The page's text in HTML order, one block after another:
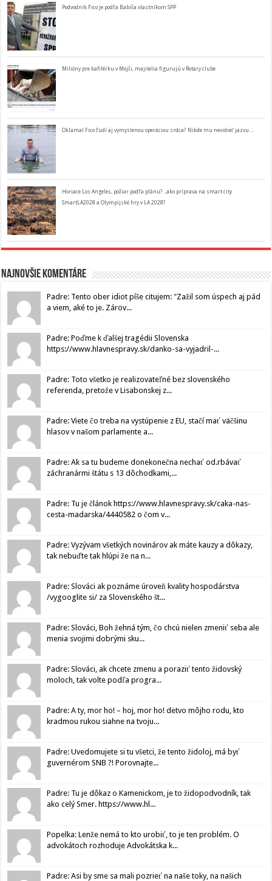
Podvodník Fico je podľa Babiša vlastníkom SPP
Milióny pre kafilérku v Mojši, majitelia figurujú v Rotary clube
Oklamal Fico ľudí aj vymyslenou operáciou srdca? Nikde mu nevidieť jazvu…
Horiace Los Angeles, požiar podľa plánu? ..ako príprava na smart city
SmartLA2028 a Olympijské hry v LA 2028?
Najnovšie komentáre
Padre: Tento ober idiot píše citujem: "Zažil som úspech aj pád
a viem, aké to je. Zárov...
Padre: Poďme k ďalšej tragédii Slovenska
https://www.hlavnespravy.sk/danko-sa-vyjadril-...
Padre: Toto všetko je realizovateľné bez slovenského
referenda, pretože v Lisabonskej z...
Padre: Viete čo treba na vystúpenie z EU, stačí mať väčšinu
hlasov v našom parlamente a...
Padre: Ak sa tu budeme donekonečna nechať od.rbávať
záchranármi štátu s 13 dôchodkami,...
Padre: Tu je článok https://www.hlavnespravy.sk/caka-nas-
cesta-madarska/4440582 o čom v...
Padre: Vyzývam všetkých novinárov ak máte kauzy a dôkazy,
tak nebuďte tak hlúpi že na n...
Padre: Slováci ak poznáme úroveň kvality hospodárstva
/vygooglite si/ za Slovenského št...
Padre: Slováci, Boh žehná tým, čo chcú nielen zmeniť seba ale
menia svojimi dobrými sku...
Padre: Slováci, ak chcete zmenu a poraziť tento židovský
moloch, tak volte podľa progra...
Padre: A ty, mor ho! – hoj, mor ho! detvo môjho rodu, kto
kradmou rukou siahne na tvoju...
Padre: Uvedomujete si tu všetci, že tento židoloj, má byť
guvernérom SNB ?! Porovnajte...
Padre: Tu je dôkaz o Kamenickom, je to židopodvodník, tak
ako celý Smer. https://www.hl...
Popelka: Lenže nemá to kto urobiť, to je ten problém. O
advokátoch rozhoduje Advokátska k...
Padre: Asi by sme sa mali pozrieť na naše toky, na našich